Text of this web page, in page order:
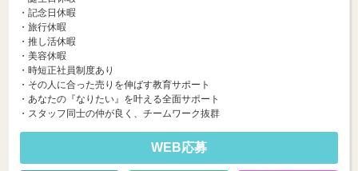
・記念日休暇
・旅行休暇
・推し活休暇
・美容休暇
・時短正社員制度あり
・その人に合った売りを伸ばす教育サポート
・あなたの『なりたい』を叶える全面サポート
・スタッフ同士の仲が良く、チームワーク抜群
WEB応募